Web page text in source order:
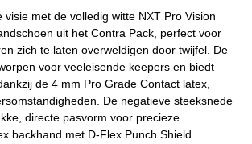
visie met de volledig witte NXT Pro Vision
uit het Contra Pack, perfect voor
zich te laten overweldigen door twijfel. De
voor veeleisende keepers en biedt
de 4 mm Pro Grade Contact latex,
De negatieve steeksnede
directe pasvorm voor precieze
backhand met D-Flex Punch Shield